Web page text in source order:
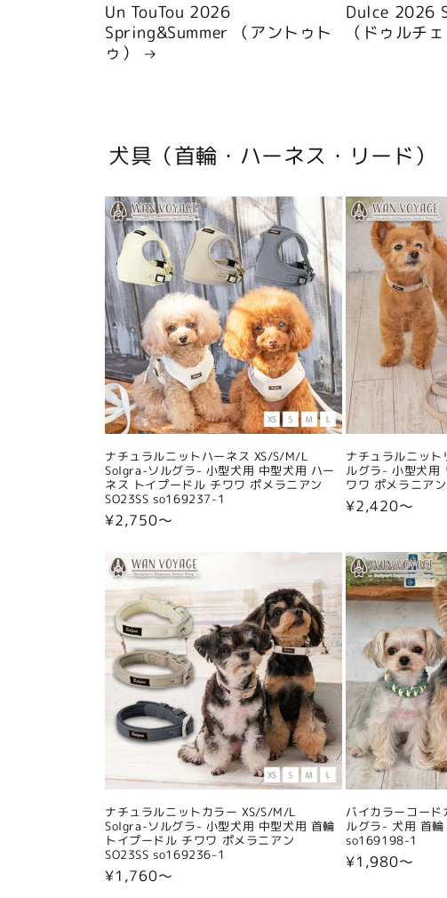
Un TouTou 2026
Spring&Summer （アントゥト
ゥ）
Dulce 2026
（ドゥルチェ
犬具（首輪・ハーネス・リード）
ナチュラルニットハーネス XS/S/M/L
Solgra-ソルグラ- 小型犬用 中型犬用 ハー
ネス トイプードル チワワ ポメラニアン
SO23SS so169237-1
通
価
格
¥2,750〜
ナチュラルニッ
ルグラ- 小型犬用
ワワ ポメラニア
通
格
¥2,420〜
ナチュラルニットカラー XS/S/M/L
Solgra-ソルグラ- 小型犬用 中型犬用 首輪
トイプードル チワワ ポメラニアン
SO23SS so169236-1
通
¥1,760〜
バイカラーコー
ルグラ- 犬用 首
so169198-1
通
¥1,980〜